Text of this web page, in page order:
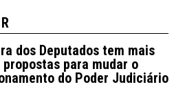
dos Deputados tem mais
propostas para mudar o
do Poder Judiciário